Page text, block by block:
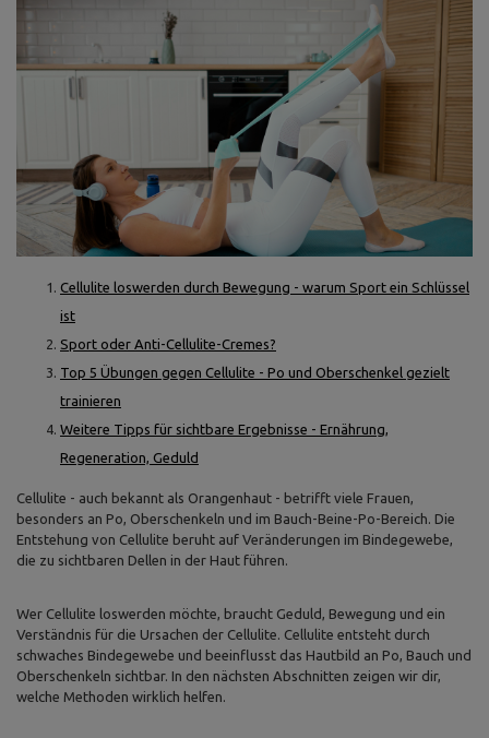
Cellulite loswerden durch Bewegung - warum Sport ein Schlüssel
ist
Sport oder Anti-Cellulite-Cremes?
Top 5 Übungen gegen Cellulite - Po und Oberschenkel gezielt
trainieren
Weitere Tipps für sichtbare Ergebnisse - Ernährung,
Regeneration, Geduld
Cellulite - auch bekannt als Orangenhaut - betrifft viele Frauen,
besonders an Po, Oberschenkeln und im Bauch-Beine-Po-Bereich. Die
Entstehung von Cellulite beruht auf Veränderungen im Bindegewebe,
die zu sichtbaren Dellen in der Haut führen.
Wer Cellulite loswerden möchte, braucht Geduld, Bewegung und ein
Verständnis für die Ursachen der Cellulite. Cellulite entsteht durch
schwaches Bindegewebe und beeinflusst das Hautbild an Po, Bauch und
Oberschenkeln sichtbar. In den nächsten Abschnitten zeigen wir dir,
welche Methoden wirklich helfen.